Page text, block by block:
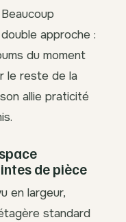
approche :
du moment
le reste de la
allie praticité
de pièce
en largeur,
standard